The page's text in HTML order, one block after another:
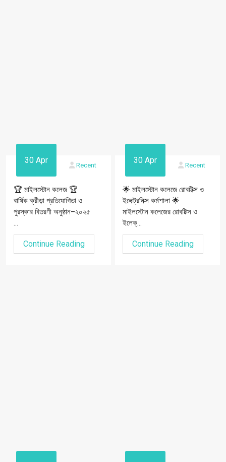
30 Apr
Recent
🏆 মাইলস্টোন কলেজ 🏆
বার্ষিক ক্রীড়া প্রতিযোগিতা ও
পুরস্কার বিতরণী অনুষ্ঠান–২০২৫
...
Continue Reading
30 Apr
Recent
🌟 মাইলস্টোন কলেজে রোবটিক্স ও
ইলেক্ট্রনিক্স কর্মশালা 🌟
মাইলস্টোন কলেজের রোবটিক্স ও
ইলেক্...
Continue Reading